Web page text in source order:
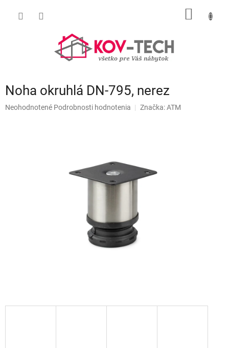
Noha okruhlá DN-795, nerez
Priemerné
Neohodnotené Podrobnosti hodnotenia Značka:ATM